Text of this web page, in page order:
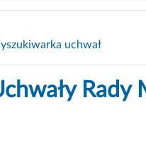
uchwał
Rady